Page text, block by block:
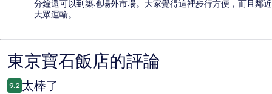
分鐘還可以到築地場外市場。大家覺得這裡步行方便，而且鄰近
大眾運輸。
評
論
東京寶石飯店的評論
9.2 太棒了